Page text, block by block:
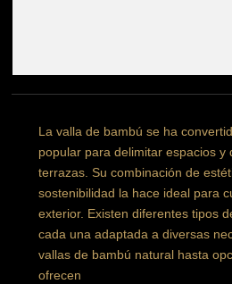
La valla de bambú se ha
popular para delimitar espacios y
terrazas. Su combinación de
sostenibilidad la hace ideal para
exterior. Existen diferentes tipos
cada una adaptada a diversas
vallas de bambú natural hasta
ofrecen